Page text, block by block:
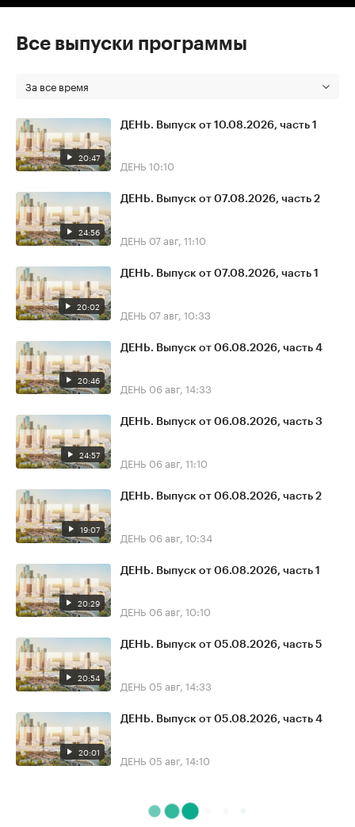
Все выпуски программы
За все время
20:47
ДЕНЬ. Выпуск от 10.08.2026, часть 1
ДЕНЬ 10:10
24:56
ДЕНЬ. Выпуск от 07.08.2026, часть 2
ДЕНЬ 07 авг, 11:10
20:02
ДЕНЬ. Выпуск от 07.08.2026, часть 1
ДЕНЬ 07 авг, 10:33
20:46
ДЕНЬ. Выпуск от 06.08.2026, часть 4
ДЕНЬ 06 авг, 14:33
24:57
ДЕНЬ. Выпуск от 06.08.2026, часть 3
ДЕНЬ 06 авг, 11:10
19:07
ДЕНЬ. Выпуск от 06.08.2026, часть 2
ДЕНЬ 06 авг, 10:34
20:29
ДЕНЬ. Выпуск от 06.08.2026, часть 1
ДЕНЬ 06 авг, 10:10
20:54
ДЕНЬ. Выпуск от 05.08.2026, часть 5
ДЕНЬ 05 авг, 14:33
20:01
ДЕНЬ. Выпуск от 05.08.2026, часть 4
ДЕНЬ 05 авг, 14:10